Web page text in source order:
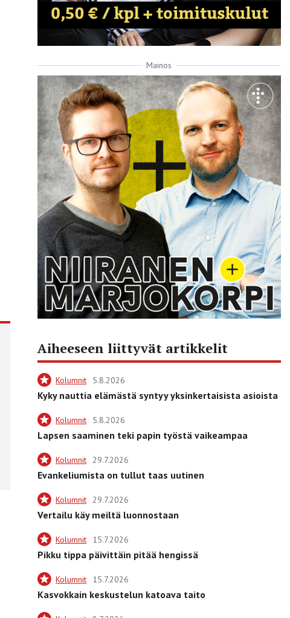
Mainos
Aiheeseen liittyvät artikkelit
Kolumnit 5.8.2026
Kyky nauttia elämästä syntyy yksinkertaisista asioista
Kolumnit 5.8.2026
Lapsen saaminen teki papin työstä vaikeampaa
Kolumnit 29.7.2026
Evankeliumista on tullut taas uutinen
Kolumnit 29.7.2026
Vertailu käy meiltä luonnostaan
Kolumnit 15.7.2026
Pikku tippa päivittäin pitää hengissä
Kolumnit 15.7.2026
Kasvokkain keskustelun katoava taito